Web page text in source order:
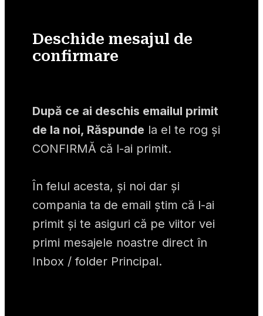
Deschide mesajul de
confirmare
După ce ai deschis emailul primit
de la noi, Răspunde la el te rog și
CONFIRMĂ că l-ai primit.
În felul acesta, și noi dar și
compania ta de email știm că l-ai
primit și te asiguri că pe viitor vei
primi mesajele noastre direct în
Inbox / folder Principal.